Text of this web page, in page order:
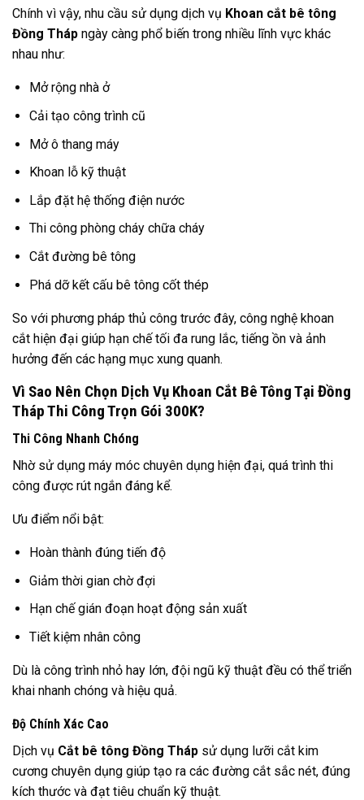
Chính vì vậy, nhu cầu sử dụng dịch vụ Khoan cắt bê tông
Đồng Tháp ngày càng phổ biến trong nhiều lĩnh vực khác
nhau như:
Mở rộng nhà ở
Cải tạo công trình cũ
Mở ô thang máy
Khoan lỗ kỹ thuật
Lắp đặt hệ thống điện nước
Thi công phòng cháy chữa cháy
Cắt đường bê tông
Phá dỡ kết cấu bê tông cốt thép
So với phương pháp thủ công trước đây, công nghệ khoan
cắt hiện đại giúp hạn chế tối đa rung lắc, tiếng ồn và ảnh
hưởng đến các hạng mục xung quanh.
Vì Sao Nên Chọn Dịch Vụ Khoan Cắt Bê Tông Tại Đồng
Tháp Thi Công Trọn Gói 300K?
Thi Công Nhanh Chóng
Nhờ sử dụng máy móc chuyên dụng hiện đại, quá trình thi
công được rút ngắn đáng kể.
Ưu điểm nổi bật:
Hoàn thành đúng tiến độ
Giảm thời gian chờ đợi
Hạn chế gián đoạn hoạt động sản xuất
Tiết kiệm nhân công
Dù là công trình nhỏ hay lớn, đội ngũ kỹ thuật đều có thể triển
khai nhanh chóng và hiệu quả.
Độ Chính Xác Cao
Dịch vụ Cắt bê tông Đồng Tháp sử dụng lưỡi cắt kim
cương chuyên dụng giúp tạo ra các đường cắt sắc nét, đúng
kích thước và đạt tiêu chuẩn kỹ thuật.